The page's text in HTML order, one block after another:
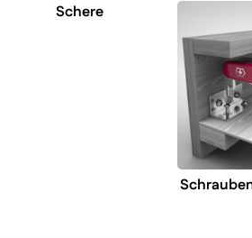
Schere